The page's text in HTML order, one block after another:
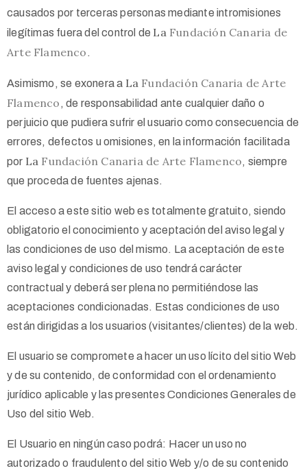
causados por terceras personas mediante intromisiones
ilegítimas fuera del control de La Fundación Canaria de
Arte Flamenco .
Asimismo, se exonera a La Fundación Canaria de Arte
Flamenco , de responsabilidad ante cualquier daño o
perjuicio que pudiera sufrir el usuario como consecuencia de
errores, defectos u omisiones, en la información facilitada
por La Fundación Canaria de Arte Flamenco, siempre
que proceda de fuentes ajenas.
El acceso a este sitio web es totalmente gratuito, siendo
obligatorio el conocimiento y aceptación del aviso legal y
las condiciones de uso del mismo. La aceptación de este
aviso legal y condiciones de uso tendrá carácter
contractual y deberá ser plena no permitiéndose las
aceptaciones condicionadas. Estas condiciones de uso
están dirigidas a los usuarios (visitantes/clientes) de la web.
El usuario se compromete a hacer un uso lícito del sitio Web
y de su contenido, de conformidad con el ordenamiento
jurídico aplicable y las presentes Condiciones Generales de
Uso del sitio Web.
El Usuario en ningún caso podrá: Hacer un uso no
autorizado o fraudulento del sitio Web y/o de su contenido